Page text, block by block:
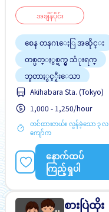
အချိန်ပိုင်း
စေန တနဂၤေႏြ အဆိုင္း
တစ္ပတ္ႏွစ္ရက္မွ သံုးရက္
ဘူတာႏွင့္နီးေသာ
လမ္းစရိတ္ေပးသည္
အလုပ္ခ်ိန္နည္းေသာ
Akihabara Sta. (Tokyo)
1,000 - 1,250/hour
တင်ထားတယ်။ လွန်ခဲ့သော ၃ လ
ကျော်က
နောက်ထပ်
ကြည့်ရှုပါ
စားပြဲထိုး